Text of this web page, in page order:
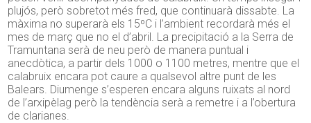
plujós, però sobretot més fred, que continuarà dissabte. La
màxima no superarà els 15ºC i l’ambient recordarà més el
mes de març que no el d’abril. La precipitació a la Serra de
Tramuntana serà de neu però de manera puntual i
anecdòtica, a partir dels 1000 o 1100 metres, mentre que el
calabruix encara pot caure a qualsevol altre punt de les
Balears. Diumenge s’esperen encara alguns ruixats al nord
de l’arxipèlag però la tendència serà a remetre i a l’obertura
de clarianes.